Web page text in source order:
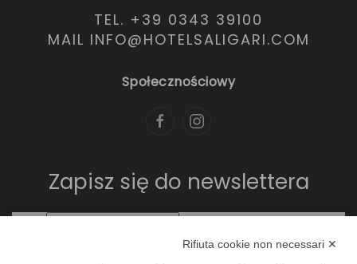
TEL. +39 0343 39100
MAIL INFO@HOTELSALIGARI.COM
Społecznościowy
Zapisz się do newslettera
Rifiuta cookie non necessari ✕